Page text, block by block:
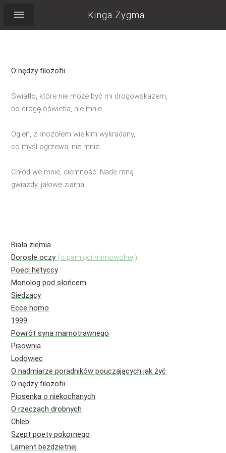
Kinga Zygma
O nędzy filozofii
Światło, które nie może być mi drogowskazem,
bo drogę oświetla, nie mnie.
Ogień, z mozołem wielkim wykradany,
co myśl ogrzewa, nie mnie.
Chłód we mnie, ciemność. Nade mną
gwiazdy, jałowe ziarna.
Biała ziemia
Dorosłe oczy (o pamięci mimowolnej)
Poeci hetyccy
Monolog pod słońcem
Siedzący
Ecce homo
1999
Powrót syna marnotrawnego
Pisownia
Lodowiec
O nadmiarze poradników pouczających jak żyć
O nędzy filozofii
Piosenka o niekochanych
O rzeczach drobnych
Chleb
Szept poety pokornego
Lament bezdzietnej